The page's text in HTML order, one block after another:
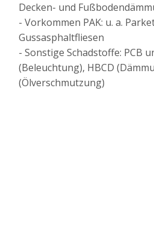
Decken- und
- Vorkommen PAK: u. a.
Gussasphaltfliesen
- Sonstige Schadstoffe: PCB
(Beleuchtung), HBCD
(Ölverschmutzung)